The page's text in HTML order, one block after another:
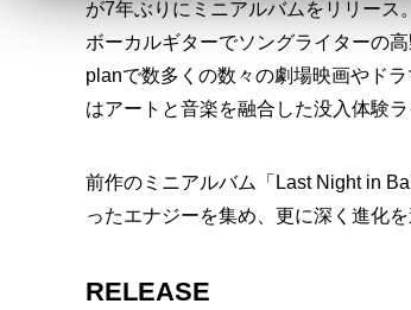
が7年ぶりにミニアルバムをリリース。
ボーカルギターでソングライターの
planで数多くの数々の劇場映画やド
はアートと音楽を融合した没入体験
前作のミニアルバム「Last Night in
ったエナジーを集め、更に深く進化
RELEASE